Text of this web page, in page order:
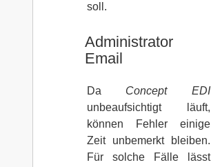
soll.
Administrator
Email
Da Concept EDI
unbeaufsichtigt läuft,
können Fehler einige
Zeit unbemerkt bleiben.
Für solche Fälle lässt